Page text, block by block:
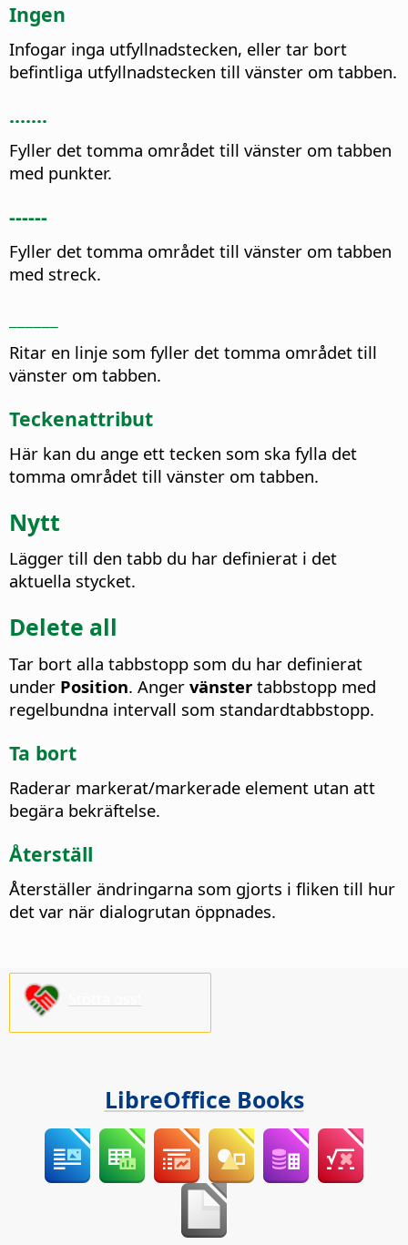
Ingen
Infogar inga utfyllnadstecken, eller tar bort
befintliga utfyllnadstecken till vänster om tabben.
.......
Fyller det tomma området till vänster om tabben
med punkter.
------
Fyller det tomma området till vänster om tabben
med streck.
Ritar en linje som fyller det tomma området till
vänster om tabben.
Teckenattribut
Här kan du ange ett tecken som ska fylla det
tomma området till vänster om tabben.
Nytt
Lägger till den tabb du har definierat i det
aktuella stycket.
Delete all
Tar bort alla tabbstopp som du har definierat
under Position. Anger vänster tabbstopp med
regelbundna intervall som standardtabbstopp.
Ta bort
Raderar markerat/markerade element utan att
begära bekräftelse.
Återställ
Återställer ändringarna som gjorts i fliken till hur
det var när dialogrutan öppnades.
LibreOffice Books